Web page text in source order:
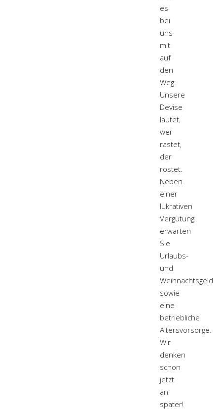
es
bei
uns
mit
auf
den
Weg.
Unsere
Devise
lautet,
wer
rastet,
der
rostet.
Neben
einer
lukrativen
Vergütung
erwarten
Sie
Urlaubs-
und
Weihnachtsgeld
sowie
eine
betriebliche
Altersvorsorge.
Wir
denken
schon
jetzt
an
später!